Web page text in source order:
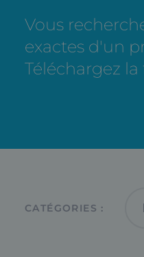
Vous
exactes d'un
Téléchargez
CATÉGORIES :